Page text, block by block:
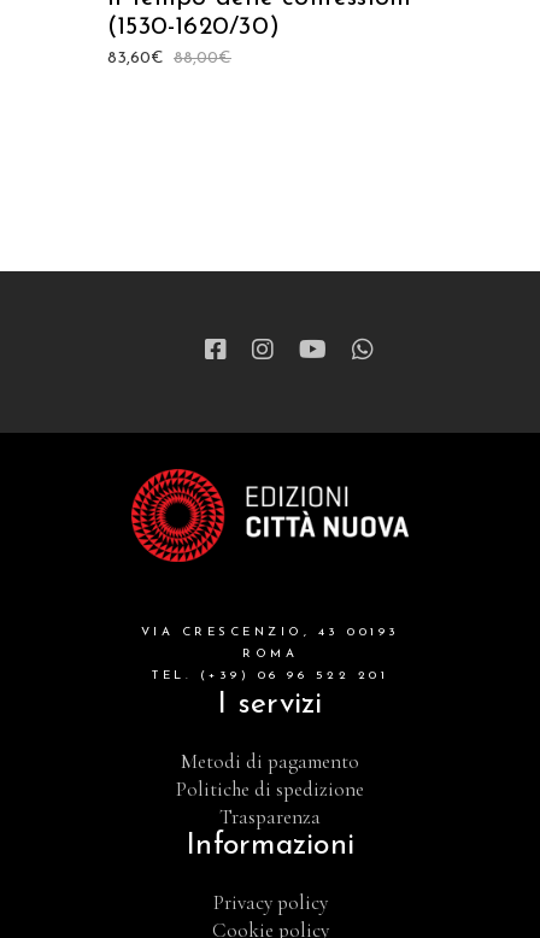
(1530-1620/30)
88,00€
83,60€
VIA CRESCENZIO, 43 00193
ROMA
TEL. (+39) 06 96 522 201
I servizi
Metodi di pagamento
Politiche di spedizione
Trasparenza
Informazioni
Privacy policy
Cookie policy